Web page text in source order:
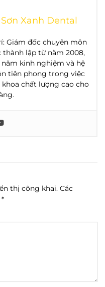
Xanh Dental
Giám đốc chuyên môn
thành lập từ năm 2008,
năm kinh nghiệm và hệ
tiên phong trong việc
chất lượng cao cho
thị công khai. Các
*